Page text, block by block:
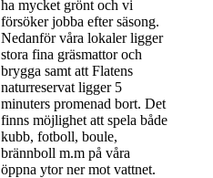
ha mycket grönt och vi
försöker jobba efter säsong.
Nedanför våra lokaler ligger
stora fina gräsmattor och
brygga samt att Flatens
naturreservat ligger 5
minuters promenad bort. Det
finns möjlighet att spela både
kubb, fotboll, boule,
brännboll m.m på våra
öppna ytor ner mot vattnet.